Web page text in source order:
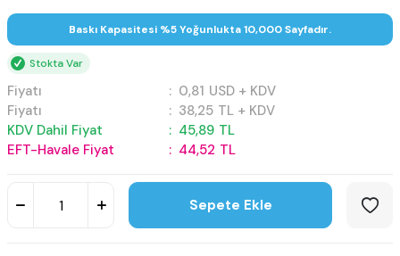
Baskı Kapasitesi %5 Yoğunlukta 10,000 Sayfadır.
Stokta Var
Fiyatı : 0,81 USD + KDV
Fiyatı
: 38,25 TL + KDV
KDV Dahil Fiyat
: 45,89 TL
EFT-Havale Fiyat
: 44,52 TL
Sepete Ekle